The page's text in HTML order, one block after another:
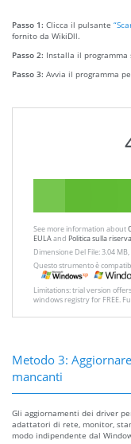
Passo 1: Clicca il pulsante
fornito da WikiDll.
Passo 2: Installa il
Passo 3: Avvia il programma
See more information about
EULAand Politica sulla
Dimensione Del File: 3.04
Questo strumento è
Limitations: trial version
windows registry for FREE.
Metodo 3:
mancanti
Gli aggiornamenti dei driver
adattatori di rete, monitor,
modo indipendente dal